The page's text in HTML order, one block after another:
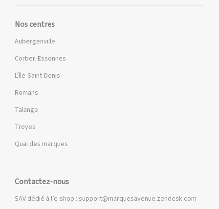
Nos centres
Aubergenville
Corbeil-Essonnes
L'Île-Saint-Denis
Romans
Talange
Troyes
Quai des marques
Contactez-nous
SAV dédié à l’e-shop : support@marquesavenue.zendesk.com